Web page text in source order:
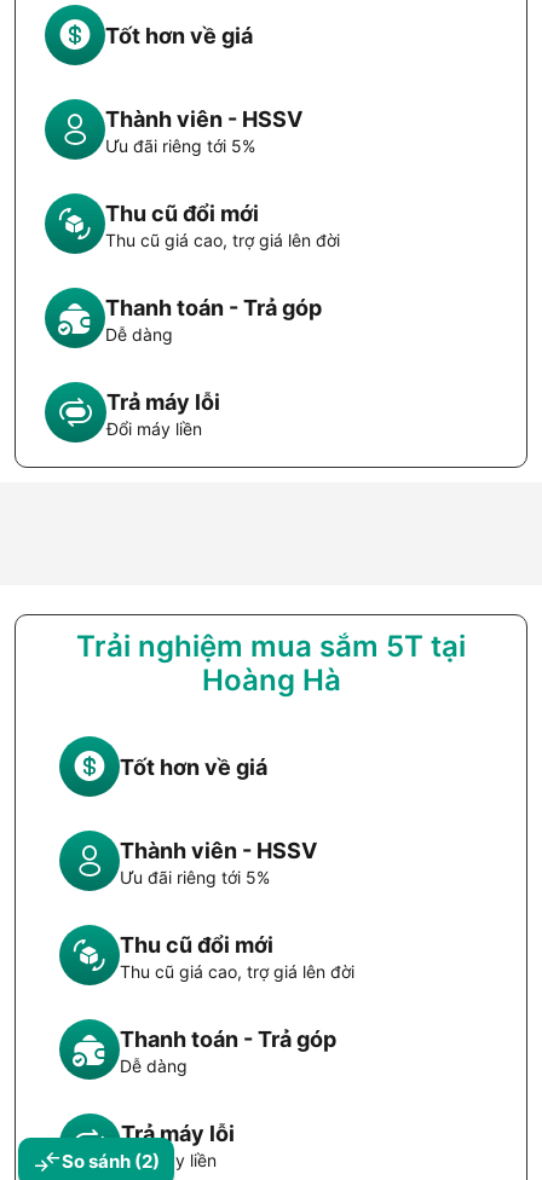
So sánh (2)
Tốt hơn về giá
Thành viên - HSSV
Ưu đãi riêng tới 5%
Thu cũ đổi mới
Thu cũ giá cao, trợ giá lên đời
Thanh toán - Trả góp
Dễ dàng
Trả máy lỗi
Đổi máy liền
Trải nghiệm mua sắm 5T tại
Hoàng Hà
Tốt hơn về giá
Thành viên - HSSV
Ưu đãi riêng tới 5%
Thu cũ đổi mới
Thu cũ giá cao, trợ giá lên đời
Thanh toán - Trả góp
Dễ dàng
Trả máy lỗi
Đổi máy liền